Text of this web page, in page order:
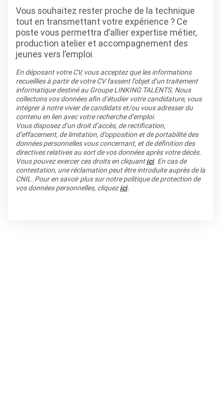
Vous souhaitez rester proche de la technique
tout en transmettant votre expérience ? Ce
poste vous permettra d’allier expertise métier,
production atelier et accompagnement des
jeunes vers l’emploi.
En déposant votre CV, vous acceptez que les informations
recueillies à partir de votre CV fassent l’objet d’un traitement
informatique destiné au Groupe LINKING TALENTS. Nous
collectons vos données afin d’étudier votre candidature, vous
intégrer à notre vivier de candidats et/ou vous adresser du
contenu en lien avec votre recherche d’emploi.
Vous disposez d’un droit d’accès, de rectification,
d’effacement, de limitation, d’opposition et de portabilité des
données personnelles vous concernant, et de définition des
directives relatives au sort de vos données après votre décès.
Vous pouvez exercer ces droits en cliquantici. En cas de
contestation, une réclamation peut être introduite auprès de la
CNIL. Pour en savoir plus sur notre politique de protection de
vos données personnelles, cliquezici.